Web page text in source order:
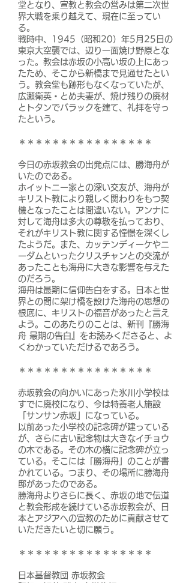
堂となり、宣教と教会の営みは第二次世
界大戦を乗り越えて、現在に至ってい
る。
戦時中、1945（昭和20）年5月25日の
東京大空襲では、辺り一面焼け野原とな
った。教会は赤坂の小高い坂の上にあっ
たため、そこから新橋まで見通せたとい
う。教会堂も跡形もなくなっていたが、
広瀬衛英・とめ夫妻が、焼け残りの廃材
とトタンでバラックを建て、礼拝を守っ
たという。
＊＊＊＊＊＊＊＊＊＊＊＊＊＊＊＊
今日の赤坂教会の出発点には、勝海舟が
いたのである。
ホイットニー家との深い交友が、海舟が
キリスト教により親しく関わりをもつ契
機となったことは間違いない。アンナに
対して海舟は多大の尊敬を払っており、
それがキリスト教に関する憧憬を深くし
たようだ。また、カッテンディーケやニ
ーダムといったクリスチャンとの交流が
あったことも海舟に大きな影響を与えた
のだろう。
海舟は最期に信仰告白をする。日本と世
界との間に架け橋を設けた海舟の思想の
根底に、キリストの福音があったと言え
よう。このあたりのことは、新刊『勝海
舟 最期の告白』をお読みくださると、よ
くわかっていただけるであろう。
＊＊＊＊＊＊＊＊＊＊＊＊＊＊＊＊
赤坂教会の向かいにあった氷川小学校は
すでに廃校になり、今は特養老人施設
「サンサン赤坂」になっている。
以前あった小学校の記念碑が建っている
が、さらに古い記念物は大きなイチョウ
の木である。その木の横に記念碑が立っ
ている。そこには「勝海舟」のことが書
かれている。つまり、その場所に勝海舟
邸があったのである。
勝海舟よりさらに長く、赤坂の地で伝道
と教会形成を続けている赤坂教会が、日
本とアジアへの宣教のために貢献させて
いただきたいと切に願う。
＊＊＊＊＊＊＊ ＊＊＊＊＊＊＊＊＊
日本基督教団 赤坂教会